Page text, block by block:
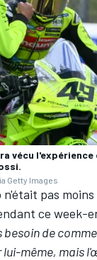
vécu l'expérience
Getty Images
n'était pas
ce week-
besoin de
même, mais